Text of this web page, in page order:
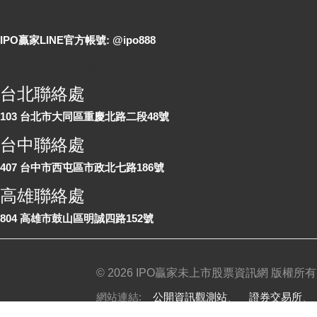
IPO贏家LINE官方帳號: @ipo888
台北聯絡處
103 台北市大同區重慶北路二段48號
台中聯絡處
407 台中市西屯區市政北七路186號
高雄聯絡處
804 高雄市鼓山區明誠四路152號
© 2026 IPO贏家未上市股票資訊網 版權所有
網站連結: 公開資訊觀測站、 證券交易所